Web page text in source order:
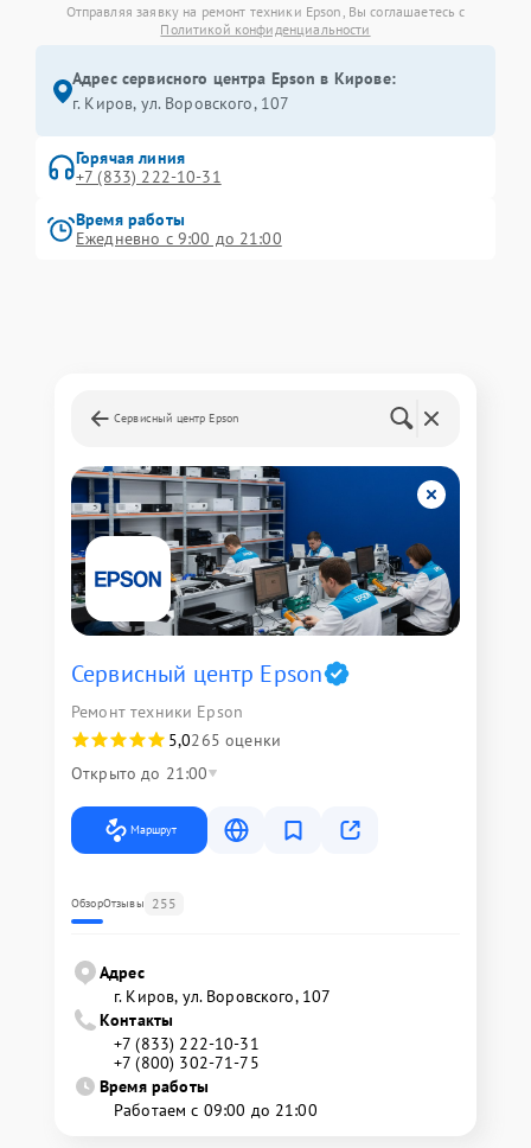
Отправляя заявку на ремонт техники Epson, Вы соглашаетесь с
Политикой конфиденциальности
Адрес сервисного центра Epson в Кирове:
г. Киров, ул. Воровского, 107
Горячая линия
+7 (833) 222-10-31
Время работы
Ежедневно с 9:00 до 21:00
Сервисный центр Epson
Сервисный центр Epson
Ремонт техники Epson
5,0265 оценки
Открыто до 21:00
Маршрут
ОбзорОтзывы 255
Адрес
г. Киров, ул. Воровского, 107
Контакты
+7 (833) 222-10-31
+7 (800) 302-71-75
Время работы
Работаем с 09:00 до 21:00